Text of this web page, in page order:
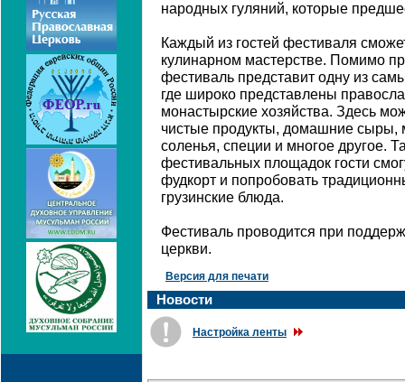
народных гуляний, которые
Каждый из гостей фестиваля
кулинарном мастерстве. Помимо
фестиваль представит одну из
где широко представлены
монастырские хозяйства. Здесь
чистые продукты, домашние сыры,
соленья, специи и многое другое.
фестивальных площадок гости
фудкорт и попробовать
грузинские блюда.
Фестиваль проводится при
церкви.
Версия для печати
Новости
Настройка ленты